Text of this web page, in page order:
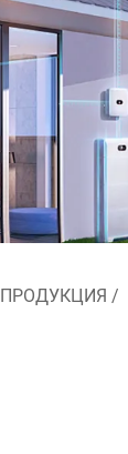
ПРОДУКЦИЯ /